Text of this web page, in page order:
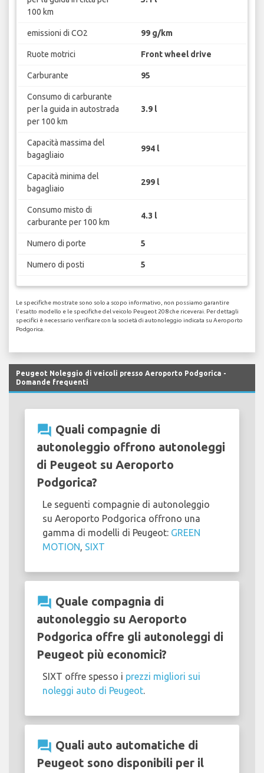
100 km
emissioni di CO2 99 g/km
Ruote motrici Front wheel drive
Carburante 95
Consumo di carburante
per la guida in autostrada
per 100 km
3.9 l
Capacità massima del
bagagliaio
994 l
Capacità minima del
bagagliaio
299 l
Consumo misto di
carburante per 100 km
4.3 l
Numero di porte 5
Numero di posti 5
Le specifiche mostrate sono solo a scopo informativo, non possiamo garantire
l'esatto modello e le specifiche del veicolo Peugeot 208 che riceverai. Per dettagli
specifici è necessario verificare con la società di autonoleggio indicata su Aeroporto
Podgorica.
Peugeot Noleggio di veicoli presso Aeroporto Podgorica -
Domande frequenti
question_answer Quali compagnie di
autonoleggio offrono autonoleggi
di Peugeot su Aeroporto
Podgorica?
Le seguenti compagnie di autonoleggio
su Aeroporto Podgorica offrono una
gamma di modelli di Peugeot: GREEN
MOTION, SIXT
question_answer Quale compagnia di
autonoleggio su Aeroporto
Podgorica offre gli autonoleggi di
Peugeot più economici?
SIXT offre spesso i prezzi migliori sui
noleggi auto di Peugeot.
question_answer Quali auto automatiche di
Peugeot sono disponibili per il